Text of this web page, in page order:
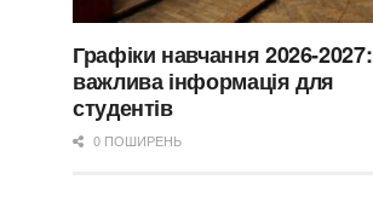
Графіки навчання 2026-2027:
важлива інформація для
студентів
0 ПОШИРЕНЬ